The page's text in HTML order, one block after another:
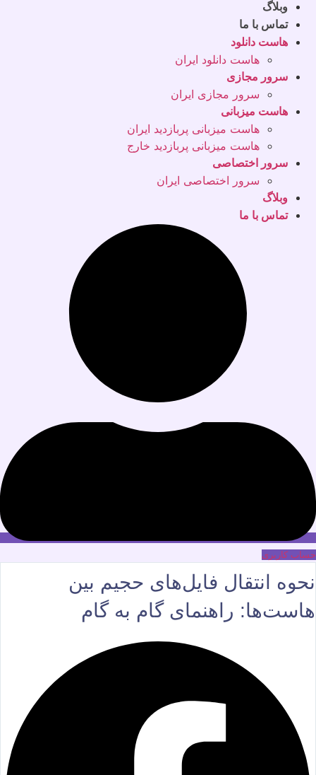
وبلاگ
تماس با ما
هاست دانلود
هاست دانلود ایران
سرور مجازی
سرور مجازی ایران
هاست میزبانی
هاست میزبانی پربازدید ایران
هاست میزبانی پربازدید خارج
سرور اختصاصی
سرور اختصاصی ایران
وبلاگ
تماس با ما
حساب کاربری
نحوه انتقال فایل‌های حجیم بین
هاست‌ها: راهنمای گام به گام